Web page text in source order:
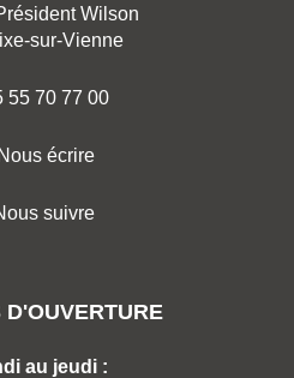
Wilson
sur-Vienne
55 70 77 00
Nous écrire
suivre
D'OUVERTURE
au jeudi :